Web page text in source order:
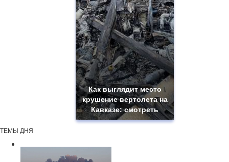
Как выглядит место
крушение вертолета на
Кавказе: смотреть
ТЕМЫ ДНЯ